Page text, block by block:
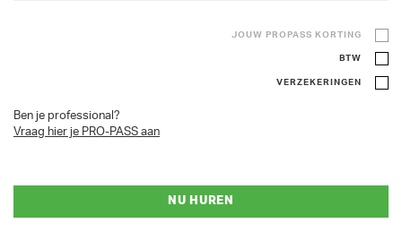
JOUW PROPASS KORTING
BTW
VERZEKERINGEN
Ben je professional?
Vraag hier je PRO-PASS aan
NU HUREN